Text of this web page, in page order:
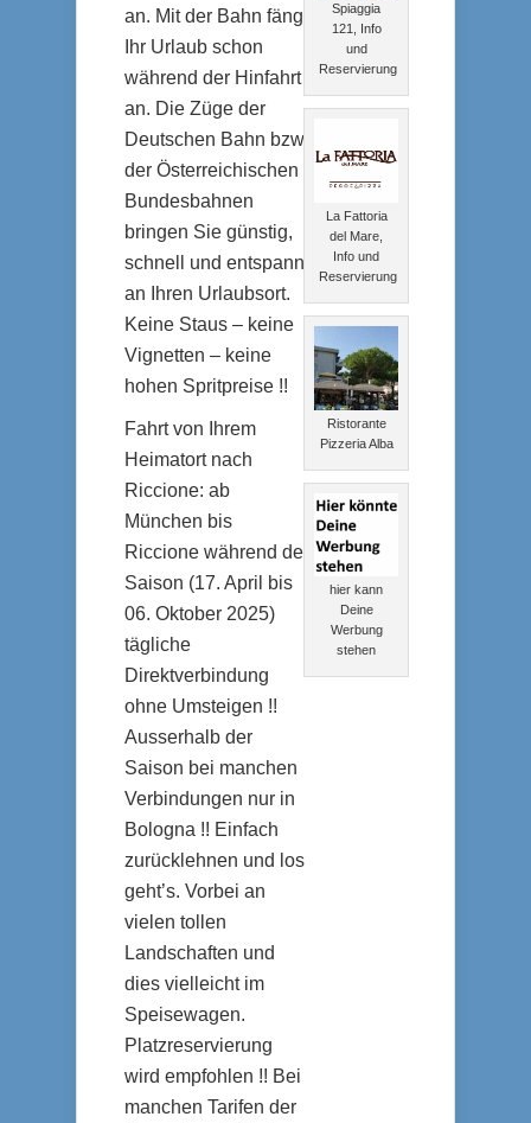
an. Mit der Bahn fängt
Ihr Urlaub schon
während der Hinfahrt
an. Die Züge der
Deutschen Bahn bzw.
der Österreichischen
Bundesbahnen
bringen Sie günstig,
schnell und entspannt
an Ihren Urlaubsort.
Keine Staus – keine
Vignetten – keine
hohen Spritpreise !!
Fahrt von Ihrem
Heimatort nach
Riccione: ab
München bis
Riccione während der
Saison (17. April bis
06. Oktober 2025)
tägliche
Direktverbindung
ohne Umsteigen !!
Ausserhalb der
Saison bei manchen
Verbindungen nur in
Bologna !! Einfach
zurücklehnen und los
geht’s. Vorbei an
vielen tollen
Landschaften und
dies vielleicht im
Speisewagen.
Platzreservierung
wird empfohlen !! Bei
manchen Tarifen der
Spiaggia
121, Info
und
Reservierung
La Fattoria
del Mare,
Info und
Reservierung
Ristorante
Pizzeria Alba
hier kann
Deine
Werbung
stehen